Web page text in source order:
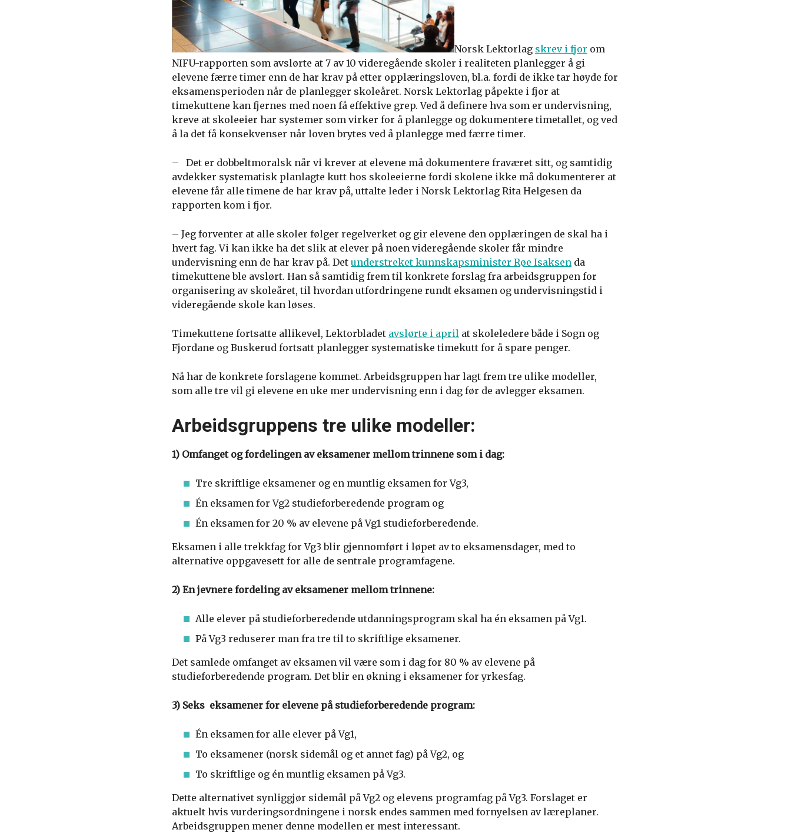
Norsk Lektorlag skrev i fjor om
NIFU-rapporten som avslørte at 7 av 10 videregående skoler i realiteten planlegger å gi
elevene færre timer enn de har krav på etter opplæringsloven, bl.a. fordi de ikke tar høyde for
eksamensperioden når de planlegger skoleåret. Norsk Lektorlag påpekte i fjor at
timekuttene kan fjernes med noen få effektive grep. Ved å definere hva som er undervisning,
kreve at skoleeier har systemer som virker for å planlegge og dokumentere timetallet, og ved
å la det få konsekvenser når loven brytes ved å planlegge med færre timer.
– Det er dobbeltmoralsk når vi krever at elevene må dokumentere fraværet sitt, og samtidig
avdekker systematisk planlagte kutt hos skoleeierne fordi skolene ikke må dokumenterer at
elevene får alle timene de har krav på, uttalte leder i Norsk Lektorlag Rita Helgesen da
rapporten kom i fjor.
– Jeg forventer at alle skoler følger regelverket og gir elevene den opplæringen de skal ha i
hvert fag. Vi kan ikke ha det slik at elever på noen videregående skoler får mindre
undervisning enn de har krav på. Det understreket kunnskapsminister Røe Isaksen da
timekuttene ble avslørt. Han så samtidig frem til konkrete forslag fra arbeidsgruppen for
organisering av skoleåret, til hvordan utfordringene rundt eksamen og undervisningstid i
videregående skole kan løses.
Timekuttene fortsatte allikevel, Lektorbladet avslørte i april at skoleledere både i Sogn og
Fjordane og Buskerud fortsatt planlegger systematiske timekutt for å spare penger.
Nå har de konkrete forslagene kommet. Arbeidsgruppen har lagt frem tre ulike modeller,
som alle tre vil gi elevene en uke mer undervisning enn i dag før de avlegger eksamen.
Arbeidsgruppens tre ulike modeller:
1) Omfanget og fordelingen av eksamener mellom trinnene som i dag:
Tre skriftlige eksamener og en muntlig eksamen for Vg3,
Én eksamen for Vg2 studieforberedende program og
Én eksamen for 20 % av elevene på Vg1 studieforberedende.
Eksamen i alle trekkfag for Vg3 blir gjennomført i løpet av to eksamensdager, med to
alternative oppgavesett for alle de sentrale programfagene.
2) En jevnere fordeling av eksamener mellom trinnene:
Alle elever på studieforberedende utdanningsprogram skal ha én eksamen på Vg1.
På Vg3 reduserer man fra tre til to skriftlige eksamener.
Det samlede omfanget av eksamen vil være som i dag for 80 % av elevene på
studieforberedende program. Det blir en økning i eksamener for yrkesfag.
3) Seks eksamener for elevene på studieforberedende program:
Én eksamen for alle elever på Vg1,
To eksamener (norsk sidemål og et annet fag) på Vg2, og
To skriftlige og én muntlig eksamen på Vg3.
Dette alternativet synliggjør sidemål på Vg2 og elevens programfag på Vg3. Forslaget er
aktuelt hvis vurderingsordningene i norsk endes sammen med fornyelsen av læreplaner.
Arbeidsgruppen mener denne modellen er mest interessant.